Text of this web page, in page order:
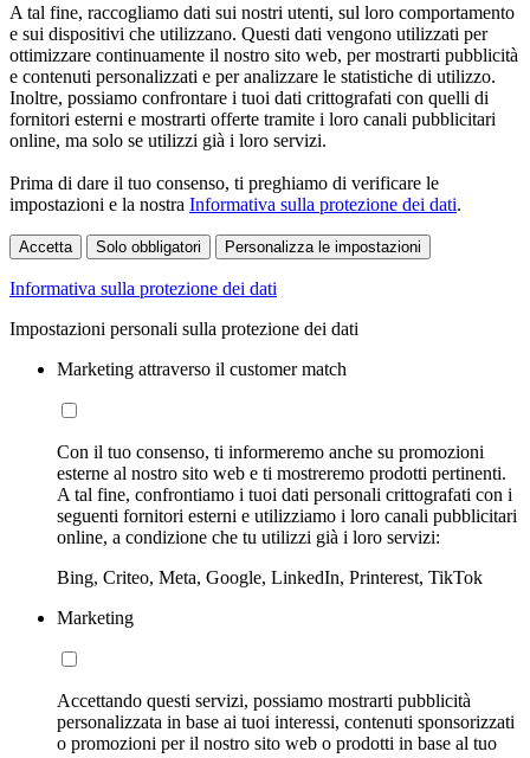
A tal fine, raccogliamo dati sui nostri utenti, sul loro comportamento
e sui dispositivi che utilizzano. Questi dati vengono utilizzati per
ottimizzare continuamente il nostro sito web, per mostrarti pubblicità
e contenuti personalizzati e per analizzare le statistiche di utilizzo.
Inoltre, possiamo confrontare i tuoi dati crittografati con quelli di
fornitori esterni e mostrarti offerte tramite i loro canali pubblicitari
online, ma solo se utilizzi già i loro servizi.
Prima di dare il tuo consenso, ti preghiamo di verificare le
impostazioni e la nostra Informativa sulla protezione dei dati.
Accetta Solo obbligatori Personalizza le impostazioni
Informativa sulla protezione dei dati
Impostazioni personali sulla protezione dei dati
Marketing attraverso il customer match
Con il tuo consenso, ti informeremo anche su promozioni
esterne al nostro sito web e ti mostreremo prodotti pertinenti.
A tal fine, confrontiamo i tuoi dati personali crittografati con i
seguenti fornitori esterni e utilizziamo i loro canali pubblicitari
online, a condizione che tu utilizzi già i loro servizi:
Bing, Criteo, Meta, Google, LinkedIn, Printerest, TikTok
Marketing
Accettando questi servizi, possiamo mostrarti pubblicità
personalizzata in base ai tuoi interessi, contenuti sponsorizzati
o promozioni per il nostro sito web o prodotti in base al tuo